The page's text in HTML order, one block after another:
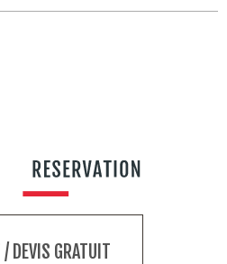
/ DEVIS GRATUIT